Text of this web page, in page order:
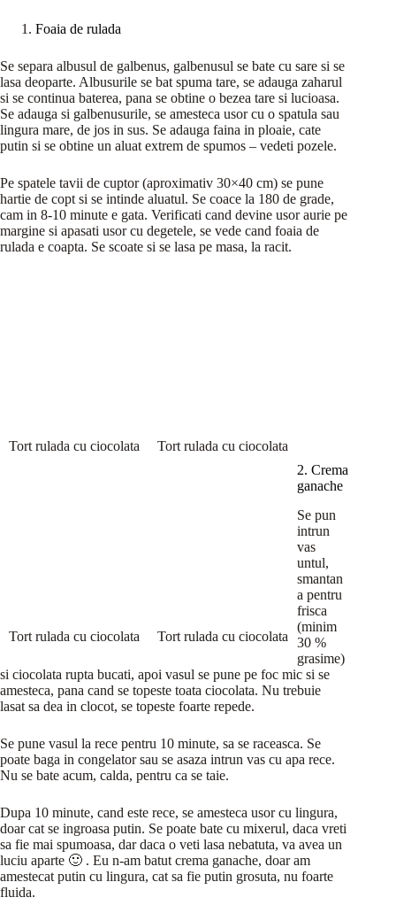
Foaia de rulada
Se separa albusul de galbenus, galbenusul se bate cu sare si se
lasa deoparte. Albusurile se bat spuma tare, se adauga zaharul
si se continua baterea, pana se obtine o bezea tare si lucioasa.
Se adauga si galbenusurile, se amesteca usor cu o spatula sau
lingura mare, de jos in sus. Se adauga faina in ploaie, cate
putin si se obtine un aluat extrem de spumos – vedeti pozele.
Pe spatele tavii de cuptor (aproximativ 30×40 cm) se pune
hartie de copt si se intinde aluatul. Se coace la 180 de grade,
cam in 8-10 minute e gata. Verificati cand devine usor aurie pe
margine si apasati usor cu degetele, se vede cand foaia de
rulada e coapta. Se scoate si se lasa pe masa, la racit.
Tort rulada cu ciocolata Tort rulada cu ciocolata
Tort rulada cu ciocolata Tort rulada cu ciocolata
2. Crema
ganache
Se pun
intrun
vas
untul,
smantan
a pentru
frisca
(minim
30 %
grasime)
si ciocolata rupta bucati, apoi vasul se pune pe foc mic si se
amesteca, pana cand se topeste toata ciocolata. Nu trebuie
lasat sa dea in clocot, se topeste foarte repede.
Se pune vasul la rece pentru 10 minute, sa se raceasca. Se
poate baga in congelator sau se asaza intrun vas cu apa rece.
Nu se bate acum, calda, pentru ca se taie.
Dupa 10 minute, cand este rece, se amesteca usor cu lingura,
doar cat se ingroasa putin. Se poate bate cu mixerul, daca vreti
sa fie mai spumoasa, dar daca o veti lasa nebatuta, va avea un
luciu aparte 🙂 . Eu n-am batut crema ganache, doar am
amestecat putin cu lingura, cat sa fie putin grosuta, nu foarte
fluida.